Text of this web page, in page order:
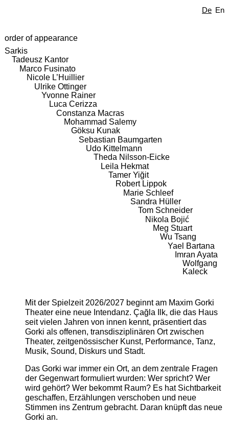
De En
order of appearance
Sarkis
Tadeusz Kantor
Marco Fusinato
Nicole L’Huillier
Ulrike Ottinger
Yvonne Rainer
Luca Cerizza
Constanza Macras
Mohammad Salemy
Göksu Kunak
Sebastian Baumgarten
Udo Kittelmann
Theda Nilsson-Eicke
Leila Hekmat
Tamer Yiğit
Robert Lippok
Marie Schleef
Sandra Hüller
Tom Schneider
Nikola Bojić
Meg Stuart
Wu Tsang
Yael Bartana
Imran Ayata
Wolfgang
Kaleck
Mit der Spielzeit 2026/2027 beginnt am Maxim Gorki
Theater eine neue Intendanz. Çağla Ilk, die das Haus
seit vielen Jahren von innen kennt, präsentiert das
Gorki als offenen, transdisziplinären Ort zwischen
Theater, zeitgenössischer Kunst, Performance, Tanz,
Musik, Sound, Diskurs und Stadt.
Das Gorki war immer ein Ort, an dem zentrale Fragen
der Gegenwart formuliert wurden: Wer spricht? Wer
wird gehört? Wer bekommt Raum? Es hat Sichtbarkeit
geschaffen, Erzählungen verschoben und neue
Stimmen ins Zentrum gebracht. Daran knüpft das neue
Gorki an.